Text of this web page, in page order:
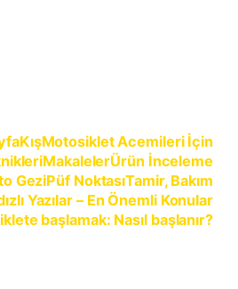
KışMotosiklet Acemileri İçin
MakalelerÜrün İnceleme
GeziPüf NoktasıTamir, Bakım
Yazılar – En Önemli Konular
başlamak: Nasıl başlanır?